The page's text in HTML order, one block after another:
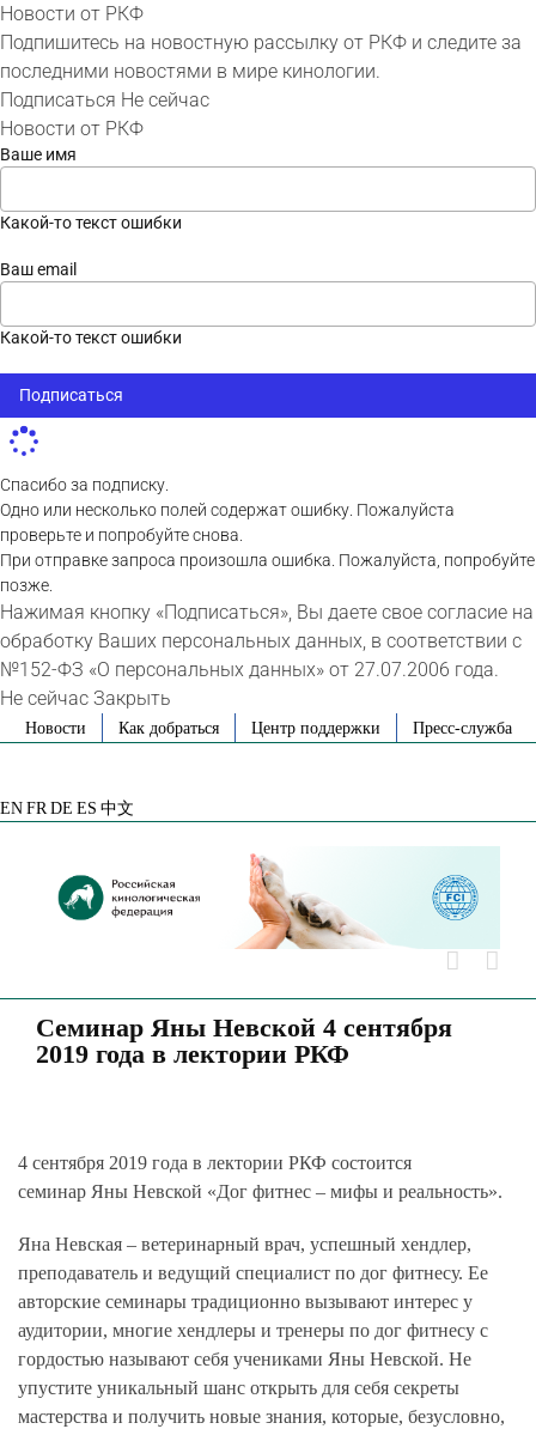
Новости от РКФ
Подпишитесь на новостную рассылку от РКФ и следите за
последними новостями в мире кинологии.
Подписаться Не сейчас
Новости от РКФ
Ваше имя
Какой-то текст ошибки
Ваш email
Какой-то текст ошибки
Подписаться
Спасибо за подписку.
Одно или несколько полей содержат ошибку. Пожалуйста
проверьте и попробуйте снова.
При отправке запроса произошла ошибка. Пожалуйста, попробуйте
позже.
Нажимая кнопку «Подписаться», Вы даете свое согласие на
обработку Ваших персональных данных, в соответствии с
№152-ФЗ «О персональных данных» от 27.07.2006 года.
Не сейчас Закрыть
SkipНовости Как добраться Центр поддержки Пресс-служба
EN FR DE ES 中文
Семинар Яны Невской 4 сентября
2019 года в лектории РКФ
4 сентября 2019 года в лектории РКФ состоится
семинар Яны Невской «Дог фитнес – мифы и реальность».
Яна Невская – ветеринарный врач, успешный хендлер,
преподаватель и ведущий специалист по дог фитнесу. Ее
авторские семинары традиционно вызывают интерес у
аудитории, многие хендлеры и тренеры по дог фитнесу с
гордостью называют себя учениками Яны Невской. Не
упустите уникальный шанс открыть для себя секреты
мастерства и получить новые знания, которые, безусловно,